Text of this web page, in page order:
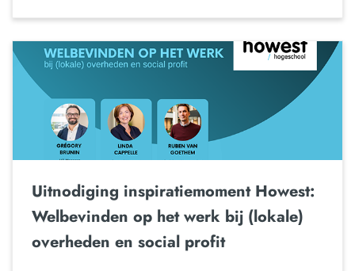
Uitnodiging inspiratiemoment Howest:
Welbevinden op het werk bij (lokale)
overheden en social profit